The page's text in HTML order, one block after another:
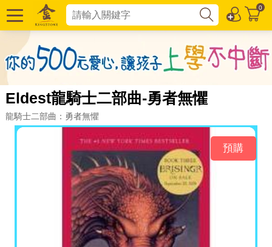
0
Eldest龍騎士二部曲-勇者無懼
龍騎士二部曲：勇者無懼
預購